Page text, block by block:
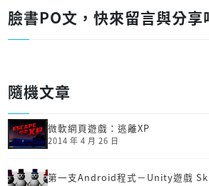
臉書PO文，快來留言與分享
隨機文章
微軟網頁遊戲：逃離XP
2014 年 4 月 26 日
第一支Android程式－Unity遊戲